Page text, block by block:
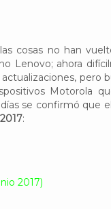
cosas no han
Lenovo; ahora
pero
Motorola
se confirmó que el
:
2017)